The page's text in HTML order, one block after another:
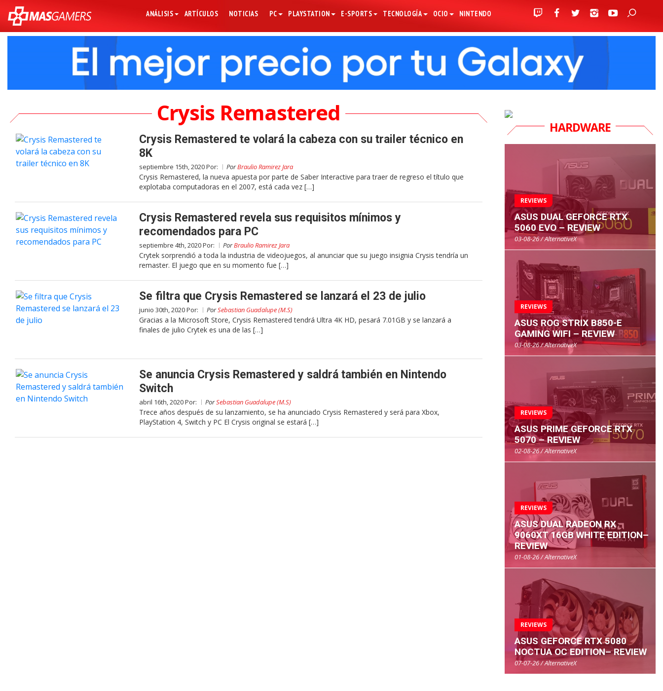
ANÁLISIS ARTÍCULOS NOTICIAS PC PLAYSTATION E-SPORTS TECNOLOGÍA OCIO NINTENDO
Crysis Remastered
Crysis Remastered te volará la cabeza con su trailer técnico en
8K
septiembre 15th, 2020 Por: PorBraulio Ramirez Jara
Crysis Remastered, la nueva apuesta por parte de Saber Interactive para traer de regreso el título que
explotaba computadoras en el 2007, está cada vez […]
Crysis Remastered revela sus requisitos mínimos y
recomendados para PC
septiembre 4th, 2020 Por: PorBraulio Ramirez Jara
Crytek sorprendió a toda la industria de videojuegos, al anunciar que su juego insignia Crysis tendría un
remaster. El juego que en su momento fue […]
Se filtra que Crysis Remastered se lanzará el 23 de julio
junio 30th, 2020 Por: PorSebastian Guadalupe (M.S)
Gracias a la Microsoft Store, Crysis Remastered tendrá Ultra 4K HD, pesará 7.01GB y se lanzará a
finales de julio Crytek es una de las […]
Se anuncia Crysis Remastered y saldrá también en Nintendo
Switch
abril 16th, 2020 Por: PorSebastian Guadalupe (M.S)
Trece años después de su lanzamiento, se ha anunciado Crysis Remastered y será para Xbox,
PlayStation 4, Switch y PC El Crysis original se estará […]
HARDWARE
REVIEWS
ASUS DUAL GEFORCE RTX
5060 EVO – REVIEW
03-08-26 / AlternativeX
REVIEWS
ASUS ROG STRIX B850-E
GAMING WIFI – REVIEW
03-08-26 / AlternativeX
REVIEWS
ASUS PRIME GEFORCE RTX
5070 – REVIEW
02-08-26 / AlternativeX
REVIEWS
ASUS DUAL RADEON RX
9060XT 16GB WHITE EDITION–
REVIEW
01-08-26 / AlternativeX
REVIEWS
ASUS GEFORCE RTX 5080
NOCTUA OC EDITION– REVIEW
07-07-26 / AlternativeX